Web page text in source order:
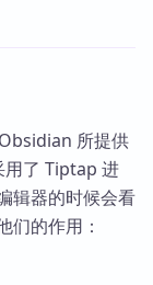
所提供
用了 Tiptap 进
辑器的时候会看
们的作用：